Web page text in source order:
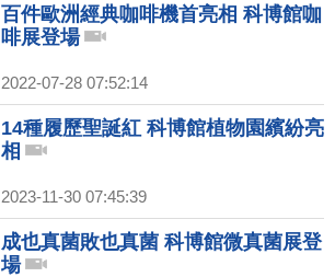
百件歐洲經典咖啡機首亮相 科博館咖
啡展登場
2022-07-28 07:52:14
14種履歷聖誕紅 科博館植物園繽紛亮
相
2023-11-30 07:45:39
成也真菌敗也真菌 科博館微真菌展登
場